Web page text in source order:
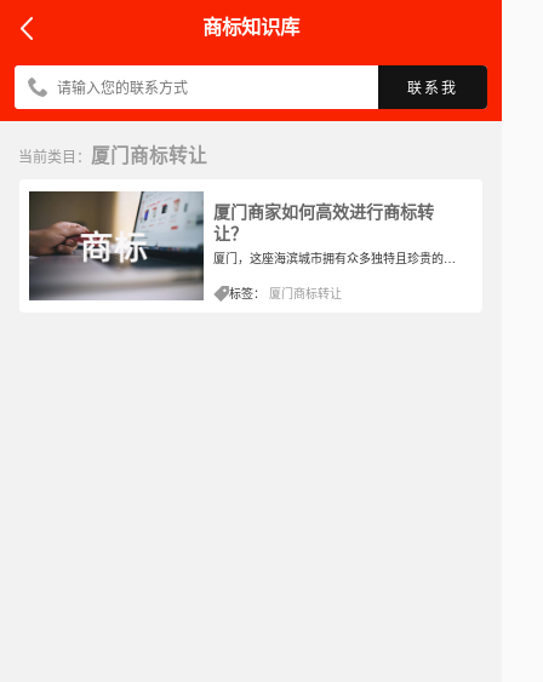
商标知识库
联系我
当前类目： 厦门商标转让
厦门商家如何高效进行商标转
让？
厦门，这座海滨城市拥有众多独特且珍贵的特色产品。然而，随着市场的日益繁荣和竞争的加剧，一个引人注目的商标成为了商家在同类产品中脱颖而出的关键。那么，厦门的商家们应该如何高效地进行商标转让呢？让我们一起来了解下。
标签： 厦门商标转让